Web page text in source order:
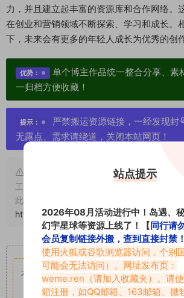
力，并且建立起丰富的资源库和合作网络。
在创业和营销领域不断探索、学习和成长。
下，未来会有更多的年轻人成长为优秀的创
优势：
单个博主作品统一整合分享、素
一归档方便收藏！
提示：
严禁搬运资源链接，一经发现封
无露点、需求请绕道，关闭本站网页！
申明：本文资源均来源网友分享，若侵犯
工单处理。
此外本文章皆属于原创文章，转载请注明出处
https://www.vmiba.top/682.html
重要声明
本站资源均来自网络分享，如有侵犯你的权
留言后，我们会第一时间进行审核
站点提示
2026年08月活动进行中！岛遇、秘
幻宇星球等资源上线了！【同行请
会员复制链接外搬，查到直接封禁！
使用火狐或谷歌浏览器访问，个别
可能会无法访问）。网址发布页：
weme.ren （请加入收藏夹）。请
箱注册，如QQ邮箱、163邮箱、微